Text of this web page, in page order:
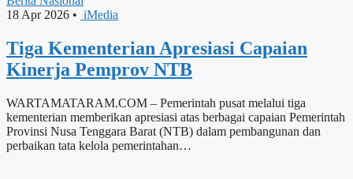
18 Apr 2026 • iMedia
Tiga Kementerian Apresiasi Capaian
Kinerja Pemprov NTB
WARTAMATARAM.COM – Pemerintah pusat melalui tiga
kementerian memberikan apresiasi atas berbagai capaian Pemerintah
Provinsi Nusa Tenggara Barat (NTB) dalam pembangunan dan
perbaikan tata kelola pemerintahan…